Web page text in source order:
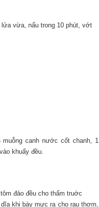
vừa, nấu trong 10 phút, vớt
canh nước cốt chanh, 1
khuấy đều.
đảo đều cho thấm truớc
khi bày mực ra cho rau thơm,